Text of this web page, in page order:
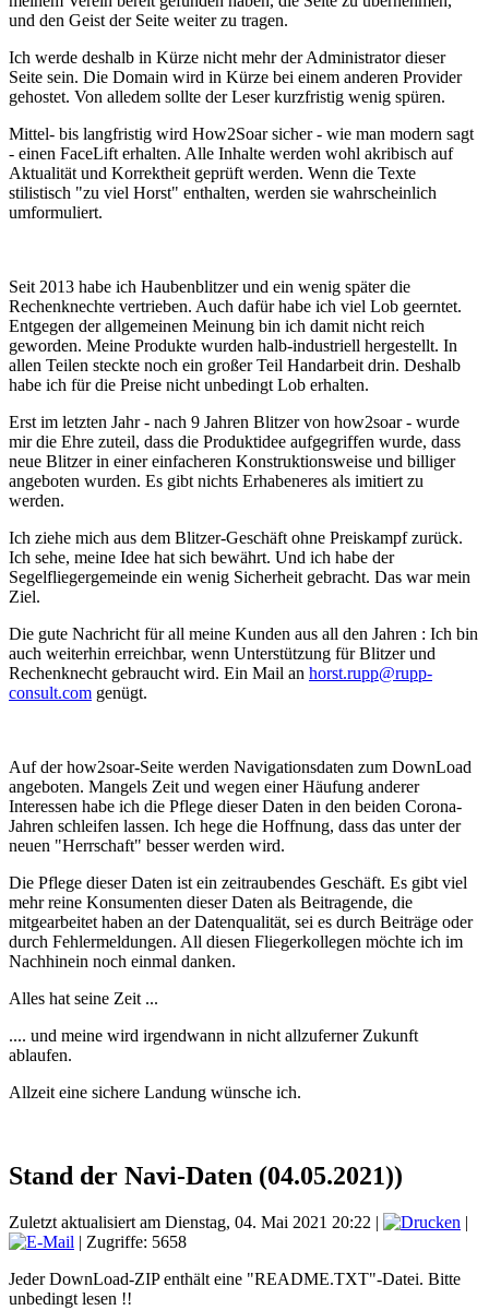
und den Geist der Seite weiter zu tragen.
Ich werde deshalb in Kürze nicht mehr der Administrator dieser
Seite sein. Die Domain wird in Kürze bei einem anderen Provider
gehostet. Von alledem sollte der Leser kurzfristig wenig spüren.
Mittel- bis langfristig wird How2Soar sicher - wie man modern sagt
- einen FaceLift erhalten. Alle Inhalte werden wohl akribisch auf
Aktualität und Korrektheit geprüft werden. Wenn die Texte
stilistisch "zu viel Horst" enthalten, werden sie wahrscheinlich
umformuliert.
Seit 2013 habe ich Haubenblitzer und ein wenig später die
Rechenknechte vertrieben. Auch dafür habe ich viel Lob geerntet.
Entgegen der allgemeinen Meinung bin ich damit nicht reich
geworden. Meine Produkte wurden halb-industriell hergestellt. In
allen Teilen steckte noch ein großer Teil Handarbeit drin. Deshalb
habe ich für die Preise nicht unbedingt Lob erhalten.
Erst im letzten Jahr - nach 9 Jahren Blitzer von how2soar - wurde
mir die Ehre zuteil, dass die Produktidee aufgegriffen wurde, dass
neue Blitzer in einer einfacheren Konstruktionsweise und billiger
angeboten wurden. Es gibt nichts Erhabeneres als imitiert zu
werden.
Ich ziehe mich aus dem Blitzer-Geschäft ohne Preiskampf zurück.
Ich sehe, meine Idee hat sich bewährt. Und ich habe der
Segelfliegergemeinde ein wenig Sicherheit gebracht. Das war mein
Ziel.
Die gute Nachricht für all meine Kunden aus all den Jahren : Ich bin
auch weiterhin erreichbar, wenn Unterstützung für Blitzer und
Rechenknecht gebraucht wird. Ein Mail an horst.rupp@rupp-
consult.com genügt.
Auf der how2soar-Seite werden Navigationsdaten zum DownLoad
angeboten. Mangels Zeit und wegen einer Häufung anderer
Interessen habe ich die Pflege dieser Daten in den beiden Corona-
Jahren schleifen lassen. Ich hege die Hoffnung, dass das unter der
neuen "Herrschaft" besser werden wird.
Die Pflege dieser Daten ist ein zeitraubendes Geschäft. Es gibt viel
mehr reine Konsumenten dieser Daten als Beitragende, die
mitgearbeitet haben an der Datenqualität, sei es durch Beiträge oder
durch Fehlermeldungen. All diesen Fliegerkollegen möchte ich im
Nachhinein noch einmal danken.
Alles hat seine Zeit ...
.... und meine wird irgendwann in nicht allzuferner Zukunft
ablaufen.
Allzeit eine sichere Landung wünsche ich.
Stand der Navi-Daten (04.05.2021))
Zuletzt aktualisiert am Dienstag, 04. Mai 2021 20:22 |
|
| Zugriffe: 5658
Jeder DownLoad-ZIP enthält eine "README.TXT"-Datei. Bitte
unbedingt lesen !!